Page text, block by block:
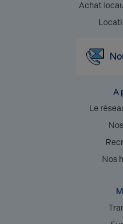
Achat
A
Le
Nos